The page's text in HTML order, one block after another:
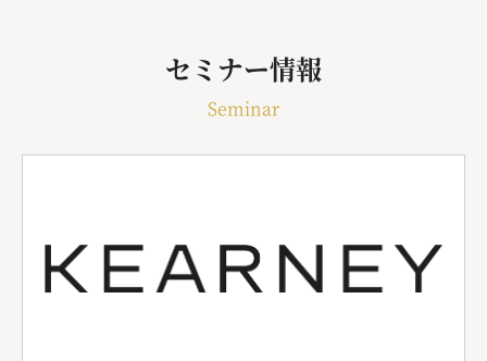
セミナー情報
Seminar